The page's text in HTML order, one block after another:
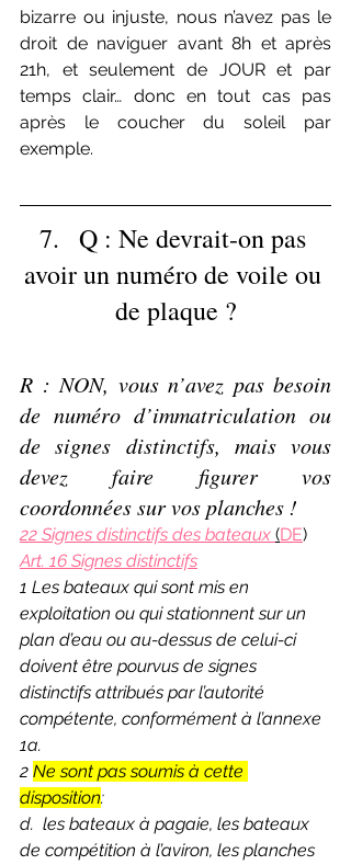
bizarre ou injuste, nous n’avez pas le
droit de naviguer avant 8h et après
21h, et seulement de JOUR et par
temps clair… donc en tout cas pas
après le coucher du soleil par
exemple.
7.   Q : Ne devrait-on pas
avoir un numéro de voile ou
de plaque ?
R : NON, vous n’avez pas besoin
de numéro d’immatriculation ou
de signes distinctifs, mais vous
devez faire figurer vos
coordonnées sur vos planches !
22 Signes distinctifs des bateaux (DE)
Art. 16 Signes distinctifs
1 Les bateaux qui sont mis en
exploitation ou qui stationnent sur un
plan d’eau ou au-dessus de celui-ci
doivent être pourvus de signes
distinctifs attribués par l’autorité
compétente, conformément à l’annexe
1a.
2 Ne sont pas soumis à cette
disposition:
d.  les bateaux à pagaie, les bateaux
de compétition à l’aviron, les planches